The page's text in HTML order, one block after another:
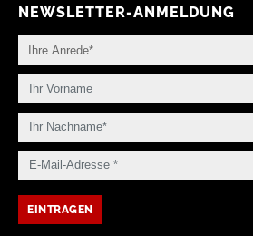
NEWSLETTER-ANMELDUNG